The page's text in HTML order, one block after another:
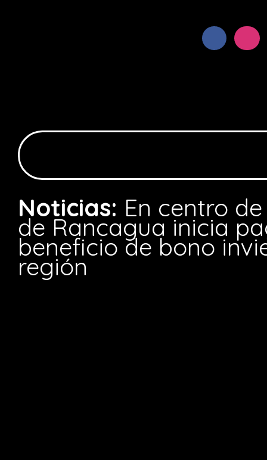
Noticias: En centro
de Rancagua inicia
beneficio de bono
región